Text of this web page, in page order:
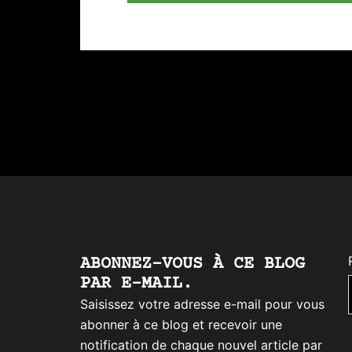
ABONNEZ-VOUS À CE BLOG
PAR E-MAIL.
Saisissez votre adresse e-mail pour vous
abonner à ce blog et recevoir une
notification de chaque nouvel article par